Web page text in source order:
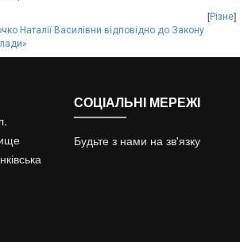
[Різне]
Наталії Василівни відповідно до Закону
СОЦІАЛЬНІ МЕРЕЖІ
Будьте з нами на зв'язку